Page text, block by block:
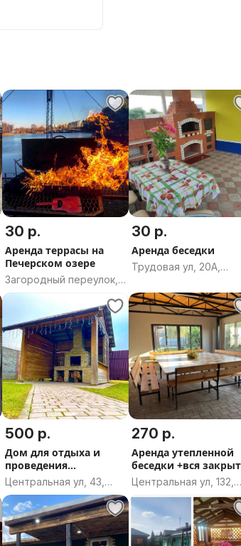
30 р.
Аренда террасы на
Печерском озере
Загородный переулок,
9, Могилёв,
Могилёвская область
30 р.
Аренда беседки
Трудовая ул, 20А,
Красненский
сельсовет,
район, Гомельская
область
500 р.
Дом для отдыха и
проведения
мероприятий
Центральная ул, 43,
деревня Малая
Ольшанка, Коптёвский
сельсовет,
Гродненский район,
270 р.
Аренда утепленной
беседки +вся
территория
Центральная ул, 132,
Брест, Брестская
область